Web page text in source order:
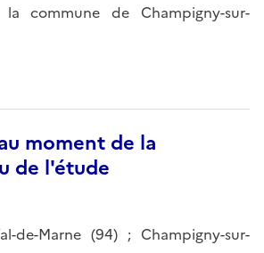
commune de Champigny-sur-
moment de la
de l'étude
de-Marne (94) ; Champigny-sur-